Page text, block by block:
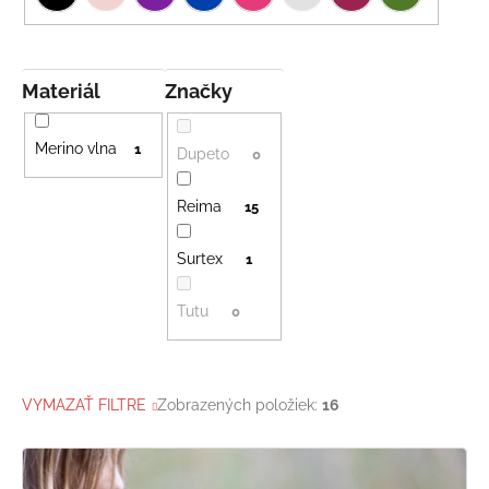
Značky
Dupeto 0
Reima 15
Surtex 1
Tutu 0
Materiál
Merino vlna 1
VYMAZAŤ FILTRE Zobrazených položiek: 16
V